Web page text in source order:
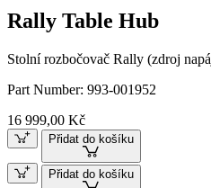
Rally Table Hub
Stolní rozbočovač Rally (zdroj
Part Number: 993-001952
16 999,00 Kč
Přidat do košíku
Přidat do košíku